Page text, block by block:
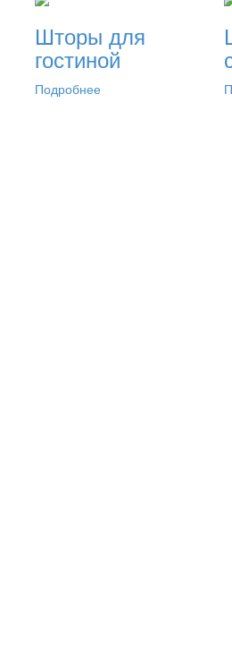
Шторы для
гостиной
Подробнее